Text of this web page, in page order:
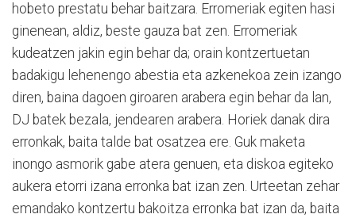
hobeto prestatu behar baitzara. Erromeriak egiten hasi
ginenean, aldiz, beste gauza bat zen. Erromeriak
kudeatzen jakin egin behar da; orain kontzertuetan
badakigu lehenengo abestia eta azkenekoa zein izango
diren, baina dagoen giroaren arabera egin behar da lan,
DJ batek bezala, jendearen arabera. Horiek danak dira
erronkak, baita talde bat osatzea ere. Guk maketa
inongo asmorik gabe atera genuen, eta diskoa egiteko
aukera etorri izana erronka bat izan zen. Urteetan zehar
emandako kontzertu bakoitza erronka bat izan da, baita